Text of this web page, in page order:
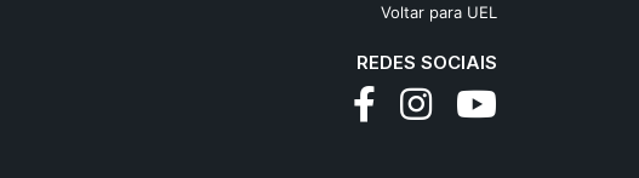
Voltar para UEL
REDES SOCIAIS